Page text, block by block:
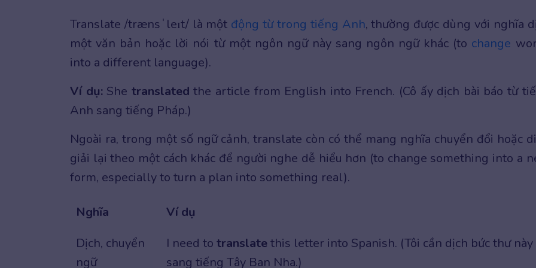
Translate /trænsˈleɪt/ là một động từ trong tiếng Anh, thường được dùng với nghĩa
một văn bản hoặc lời nói từ một ngôn ngữ này sang ngôn ngữ khác (to change
into a different language).
Ví dụ: She translated the article from English into French. (Cô ấy dịch bài báo từ
Anh sang tiếng Pháp.)
Ngoài ra, trong một số ngữ cảnh, translate còn có thể mang nghĩa chuyển đổi hoặc
giải lại theo một cách khác để người nghe dễ hiểu hơn (to change something into a
form, especially to turn a plan into something real).
Nghĩa
Ví dụ
Dịch, chuyển
ngữ
I need to translatethis letter into Spanish. (Tôi cần dịch bức thư này
sang tiếng Tây Ban Nha.)